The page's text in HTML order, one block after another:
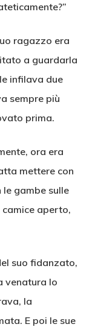
ragazzo era
a guardarla
infilava due
sempre più
prima.
ora era
mettere con
gambe sulle
aperto,
suo fidanzato,
venatura lo
la
E poi le sue